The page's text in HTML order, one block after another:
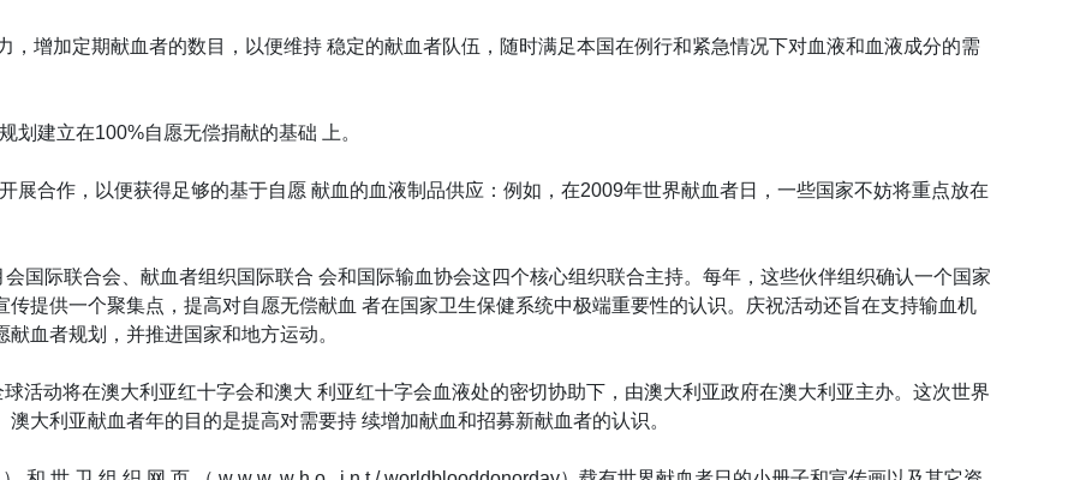
增加定期献血者的数目，以便维持 稳定的献血者队伍，随时满足本国在例行和紧急情况下对血液和血液成分的需
建立在100%自愿无偿捐献的基础 上。
展合作，以便获得足够的基于自愿 献血的血液制品供应：例如，在2009年世界献血者日，一些国家不妨将重点放在
国际联合会、献血者组织国际联合 会和国际输血协会这四个核心组织联合主持。每年，这些伙伴组织确认一个国家
提供一个聚集点，提高对自愿无偿献血 者在国家卫生保健系统中极端重要性的认识。庆祝活动还旨在支持输血机
血者规划，并推进国家和地方运动。
活动将在澳大利亚红十字会和澳大 利亚红十字会血液处的密切协助下，由澳大利亚政府在澳大利亚主办。这次世界
大利亚献血者年的目的是提高对需要持 续增加献血和招募新献血者的认识。